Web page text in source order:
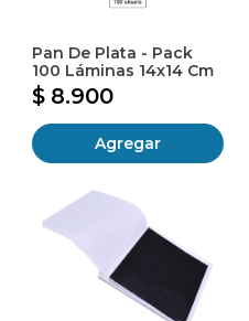
Pan De Plata - Pack
100 Láminas 14x14 Cm
$ 8.900
Agregar